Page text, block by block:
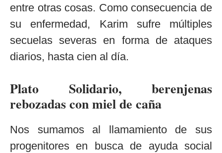
entre otras cosas. Como consecuencia de
su enfermedad, Karim sufre múltiples
secuelas severas en forma de ataques
diarios, hasta cien al día.
Plato Solidario, berenjenas
rebozadas con miel de caña
Nos sumamos al llamamiento de sus
progenitores en busca de ayuda social